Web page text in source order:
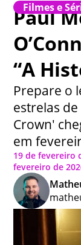
Filmes e
Paul
“A
Prepare o
estrelas
Crown'
em
19 de fevereiro
fevereiro de